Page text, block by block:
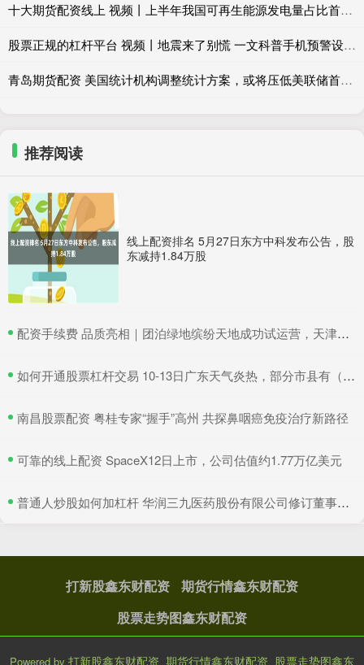
十大期货配资线上 视频丨上半年我国可再生能源发电量占比首次超四成
股票正规的杠杆平台 视频丨地震来了别慌 一文科普手机预警设置与避险要点
青岛期货配资 美国统计机构调整统计方案，或将压低美联储首选通胀指标
推荐阅读
线上配资排名 5月27日东方中科发布公告，股
东减持1.84万股
​配资手续费 品质亮相｜团泊绿地缤纷天地成功试运营，天津静海再添商业新地标！
​如何开通股票杠杆交易 10-13日广东天气炎热，部分市县有（雷）阵雨
​南昌股票配资 粤桂专家“握手”高州 共探鼻咽癌免疫治疗新路径
​可靠的线上配资 SpaceX12日上市，公司估值约1.77万亿美元
​普通人炒股如何加杠杆 华润三九医药股份有限公司修订董事会授权管理制度，强化治理与决策效率
打新股鑫东财配资
期货行情鑫东财配资
股票走势图鑫东财配资
Powered by 打新股鑫东财配资_期货行情鑫东财配资_股票走势图鑫东